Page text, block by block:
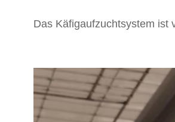
Das Käfigaufzuchtsystem ist